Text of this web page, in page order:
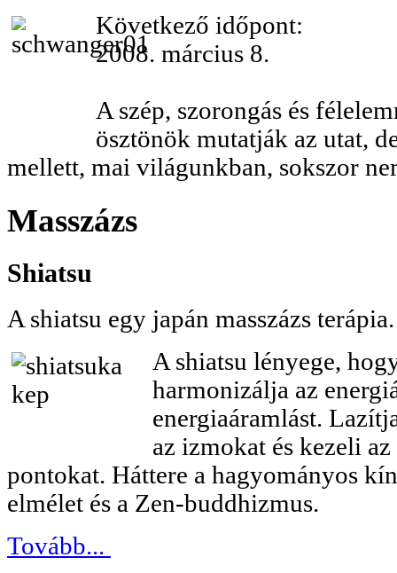
Következő időpont:
2008. március 8.
A szép, szorongás és
ösztönök mutatják az utat,
mellett, mai világunkban, sokszor
Masszázs
Shiatsu
A shiatsu egy japán masszázs terápia.
A shiatsu lényege,
harmonizálja az
energiaáramlást.
az izmokat és kezeli az
pontokat. Háttere a hagyományos
elmélet és a Zen-buddhizmus.
Tovább...